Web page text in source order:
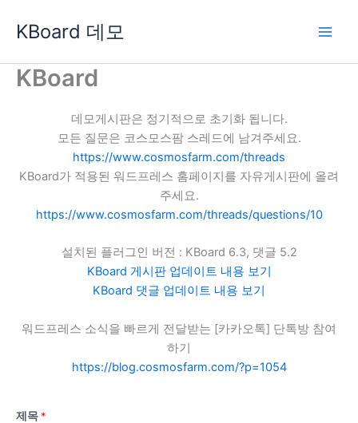
로
KBoard 데모
KBoard
데모게시판은 정기적으로 초기화 됩니다.
모든 질문은 코스모스팜 스레드에 남겨주세요.
https://www.cosmosfarm.com/threads
KBoard가 적용된 워드프레스 홈페이지를 자유게시판에 올려
주세요.
https://www.cosmosfarm.com/threads/questions/10
설치된 플러그인 버전 : KBoard 6.3, 댓글 5.2
KBoard 게시판 업데이트 내용 보기
KBoard 댓글 업데이트 내용 보기
워드프레스 소식을 빠르게 전달받는 [카카오톡] 단톡방 참여
하기
https://blog.cosmosfarm.com/?p=1054
제목 *